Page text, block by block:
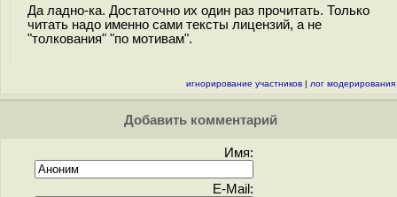
Да ладно-ка. Достаточно их один раз прочитать. Только
читать надо именно сами тексты лицензий, а не
"толкования" "по мотивам".
игнорирование участников | лог модерирования
Добавить комментарий
Имя:
E-Mail: